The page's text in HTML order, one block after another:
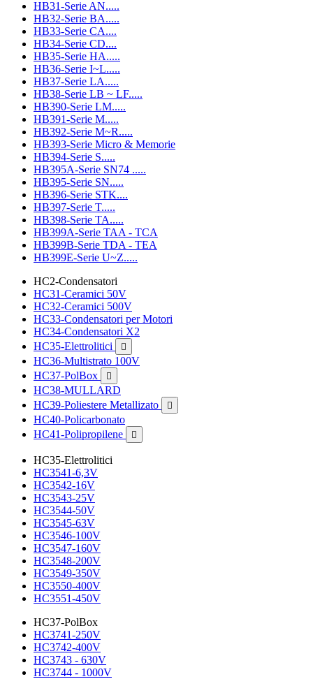
HB31-Serie AN.....
HB32-Serie BA.....
HB33-Serie CA....
HB34-Serie CD....
HB35-Serie HA.....
HB36-Serie I~L.....
HB37-Serie LA.....
HB38-Serie LB ~ LF.....
HB390-Serie LM.....
HB391-Serie M.....
HB392-Serie M~R.....
HB393-Serie Micro & Memorie
HB394-Serie S.....
HB395A-Serie SN74 .....
HB395-Serie SN.....
HB396-Serie STK....
HB397-Serie T.....
HB398-Serie TA.....
HB399A-Serie TAA - TCA
HB399B-Serie TDA - TEA
HB399E-Serie U~Z.....
HC2-Condensatori
HC31-Ceramici 50V
HC32-Ceramici 500V
HC33-Condensatori per Motori
HC34-Condensatori X2
HC35-Elettrolitici

HC36-Multistrato 100V
HC37-PolBox

HC38-MULLARD
HC39-Poliestere Metallizato

HC40-Policarbonato
HC41-Polipropilene

HC35-Elettrolitici
HC3541-6,3V
HC3542-16V
HC3543-25V
HC3544-50V
HC3545-63V
HC3546-100V
HC3547-160V
HC3548-200V
HC3549-350V
HC3550-400V
HC3551-450V
HC37-PolBox
HC3741-250V
HC3742-400V
HC3743 - 630V
HC3744 - 1000V